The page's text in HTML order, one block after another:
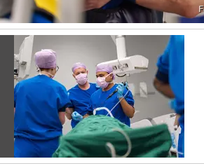
Vorige